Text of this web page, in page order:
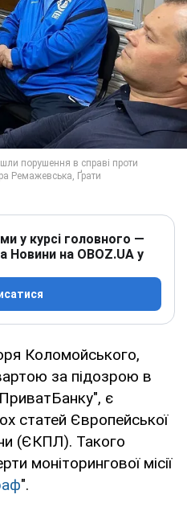
у курсі головного —
Новини на OBOZ.UA у
Коломойського,
за підозрою в
є
статей Європейської
(ЄКПЛ). Такого
моніторингової місії
".